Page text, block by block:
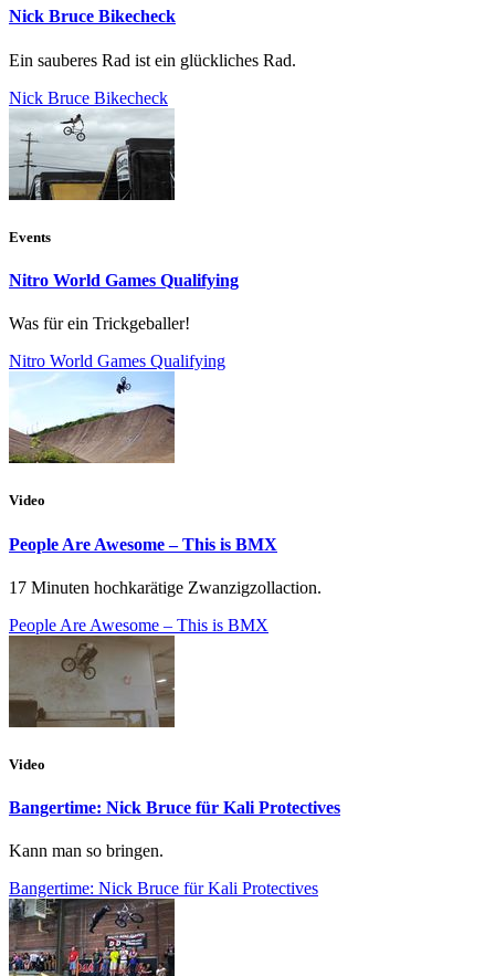
Nick Bruce Bikecheck
Ein sauberes Rad ist ein glückliches Rad.
Nick Bruce Bikecheck
Events
Nitro World Games Qualifying
Was für ein Trickgeballer!
Nitro World Games Qualifying
Video
People Are Awesome – This is BMX
17 Minuten hochkarätige Zwanzigzollaction.
People Are Awesome – This is BMX
Video
Bangertime: Nick Bruce für Kali Protectives
Kann man so bringen.
Bangertime: Nick Bruce für Kali Protectives